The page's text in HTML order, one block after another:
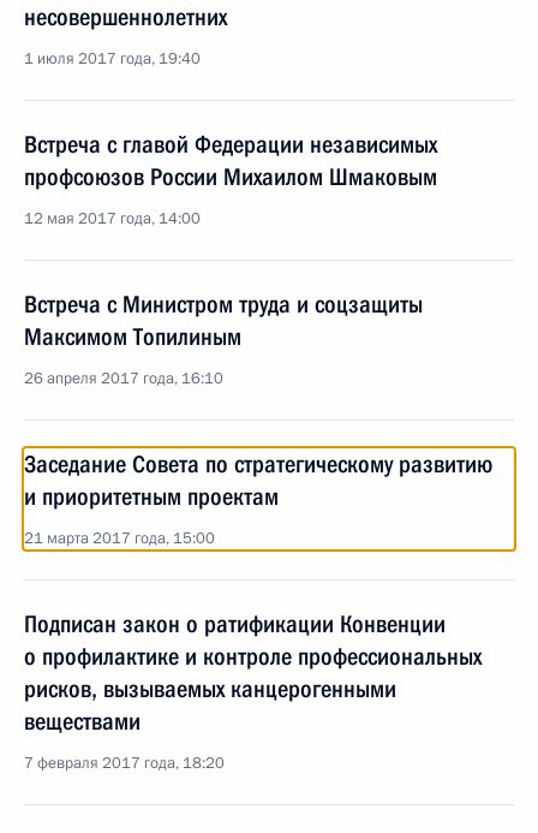
несовершеннолетних
1 июля 2017 года, 19:40
Встреча с главой Федерации независимых
профсоюзов России Михаилом Шмаковым
12 мая 2017 года, 14:00
Встреча с Министром труда и соцзащиты
Максимом Топилиным
26 апреля 2017 года, 16:10
Заседание Совета по стратегическому развитию
и приоритетным проектам
21 марта 2017 года, 15:00
Подписан закон о ратификации Конвенции
о профилактике и контроле профессиональных
рисков, вызываемых канцерогенными
веществами
7 февраля 2017 года, 18:20